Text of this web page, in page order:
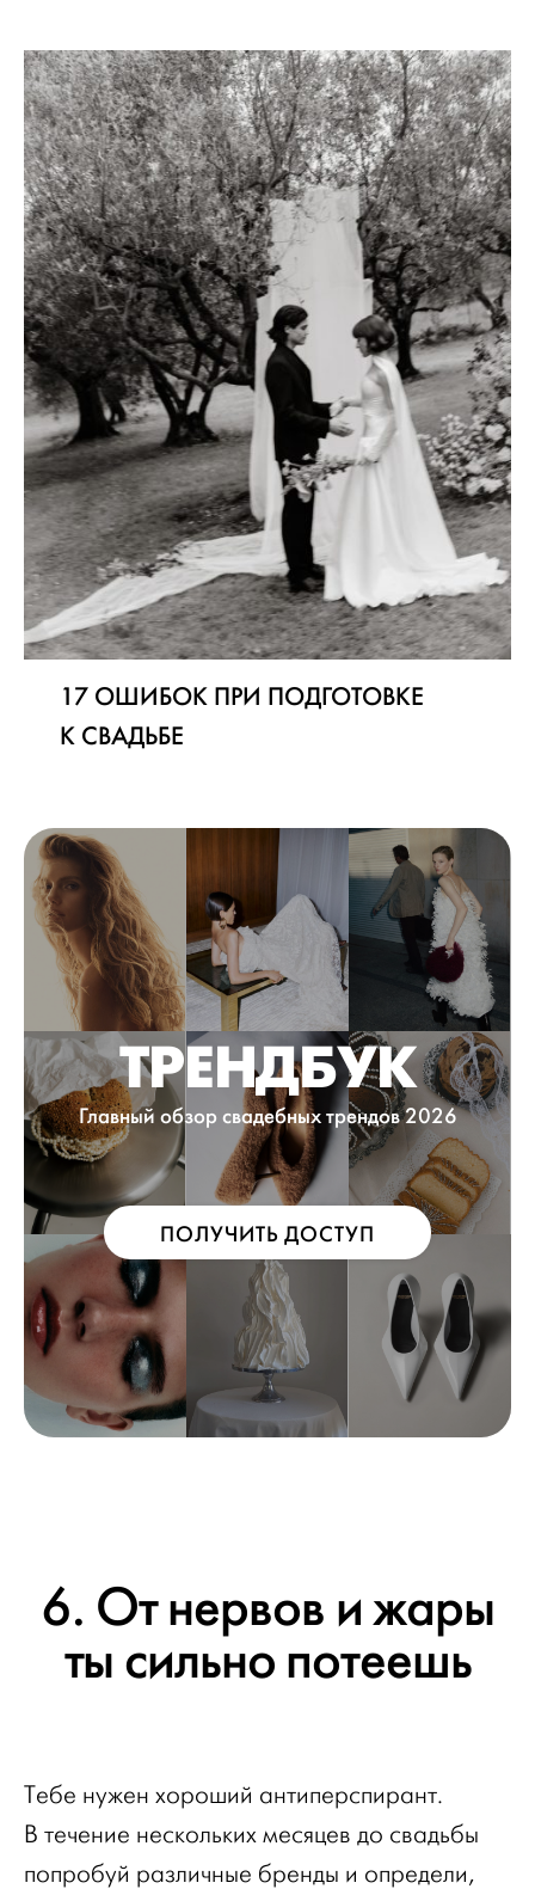
17 ОШИБОК ПРИ ПОДГОТОВКЕ
К СВАДЬБЕ
ТРЕНДБУК
Главный обзор свадебных трендов 2026
ПОЛУЧИТЬ ДОСТУП
6. От нервов и жары
ты сильно потеешь
Тебе нужен хороший антиперспирант.
В течение нескольких месяцев до свадьбы
попробуй различные бренды и определи,